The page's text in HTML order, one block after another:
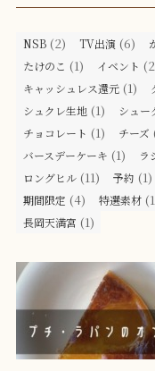
NSB (2) TV出演 (6)
たけのこ (1) イベント
キャッシュレス還元 (1)
シュクレ生地 (1) シュー
チョコレート (1) チーズ
バースデーケーキ (1) ラ
ロングヒル (11) 予約 (1)
期間限定 (4) 特選素材
長岡天満宮 (1)